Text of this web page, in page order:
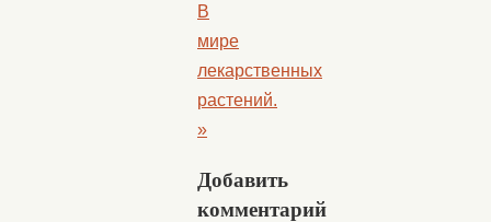
В
мире
лекарственных
растений.
»
Добавить
комментарий